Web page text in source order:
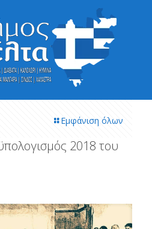
Εμφάνιση όλων
2018 του